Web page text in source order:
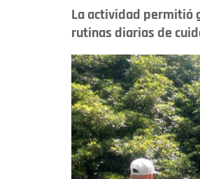
La actividad permitió
rutinas diarias de